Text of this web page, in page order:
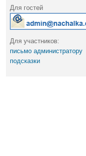
Для гостей
Для участников:
письмо администратору
подсказки